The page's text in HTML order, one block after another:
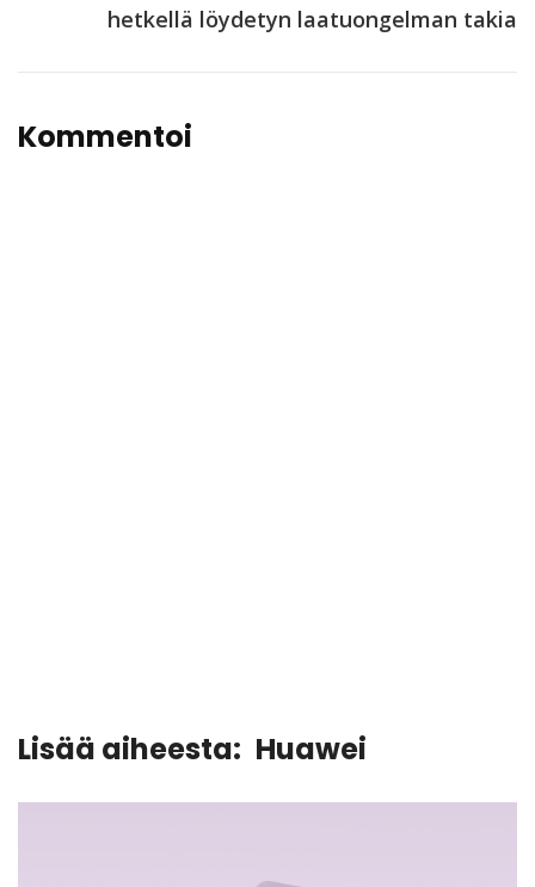
hetkellä löydetyn laatuongelman takia
Kommentoi
Lisää aiheesta: Huawei